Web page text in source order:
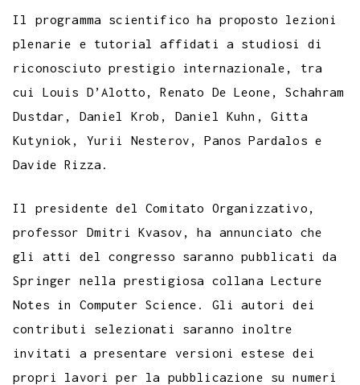
Il programma scientifico ha proposto lezioni
plenarie e tutorial affidati a studiosi di
riconosciuto prestigio internazionale, tra
cui Louis D’Alotto, Renato De Leone, Schahram
Dustdar, Daniel Krob, Daniel Kuhn, Gitta
Kutyniok, Yurii Nesterov, Panos Pardalos e
Davide Rizza.
Il presidente del Comitato Organizzativo,
professor Dmitri Kvasov, ha annunciato che
gli atti del congresso saranno pubblicati da
Springer nella prestigiosa collana Lecture
Notes in Computer Science. Gli autori dei
contributi selezionati saranno inoltre
invitati a presentare versioni estese dei
propri lavori per la pubblicazione su numeri